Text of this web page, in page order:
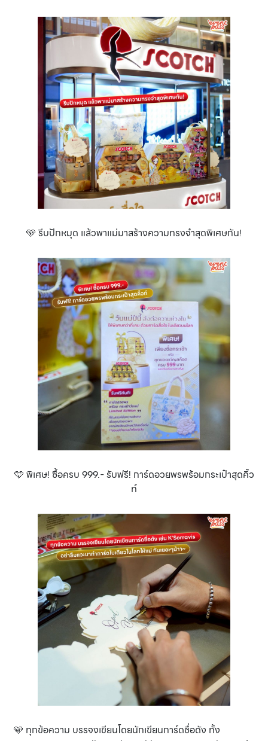
🩵 รีบปักหมุด แล้วพาแม่มาสร้างความทรงจำสุดพิเศษกัน!
🩵 พิเศษ! ซื้อครบ 999.- รับฟรี! การ์ดอวยพรพร้อมกระเป๋าสุดคิ้ว
ท์
🩵 ทุกข้อความ บรรจงเขียนโดยนักเขียนการ์ดชื่อดัง ทั้ง